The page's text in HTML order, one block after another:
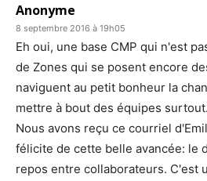
Anonyme
8 septembre 2016 à 19h05
Eh oui, une base CMP qui n'est
de Zones qui se posent encore
naviguent au petit bonheur la
mettre à bout des équipes
Nous avons reçu ce courriel
félicite de cette belle avancée: le
repos entre collaborateurs. C'est